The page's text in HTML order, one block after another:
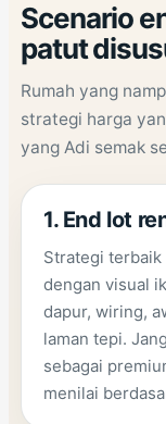
Scenario
patut
Rumah yang
strategi harga
yang Adi semak
1. End lot
Strategi
dengan visual
dapur, wiring,
laman tepi.
sebagai
menilai